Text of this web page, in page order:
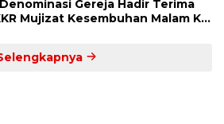
Gereja Hadir Terima